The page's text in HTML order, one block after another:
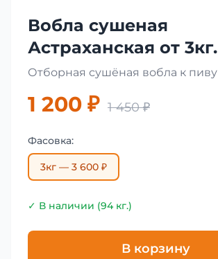
Вобла сушеная
Астраханская от 3кг.
Отборная сушёная вобла к пиву
1 200 ₽ 1 450 ₽
Фасовка:
3кг — 3 600 ₽
✓ В наличии (94 кг.)
В корзину